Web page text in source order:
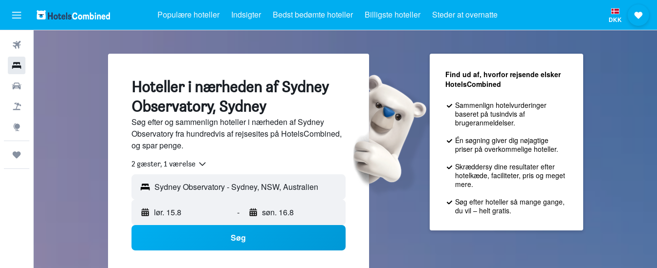
Populære hoteller Indsigter Bedst bedømte hoteller Billigste hoteller Steder at overnatte DKK
Hoteller i nærheden af Sydney
Observatory, Sydney
Søg efter og sammenlign hoteller i nærheden af Sydney
Observatory fra hundredvis af rejsesites på HotelsCombined,
og spar penge.
2 gæster, 1 værelse
lør. 15.8 - søn. 16.8
Søg
Find ud af, hvorfor rejsende elsker
HotelsCombined
Sammenlign hotelvurderinger
baseret på tusindvis af
brugeranmeldelser.
Én søgning giver dig nøjagtige
priser på overkommelige hoteller.
Skræddersy dine resultater efter
hotelkæde, faciliteter, pris og meget
mere.
Søg efter hoteller så mange gange,
du vil – helt gratis.